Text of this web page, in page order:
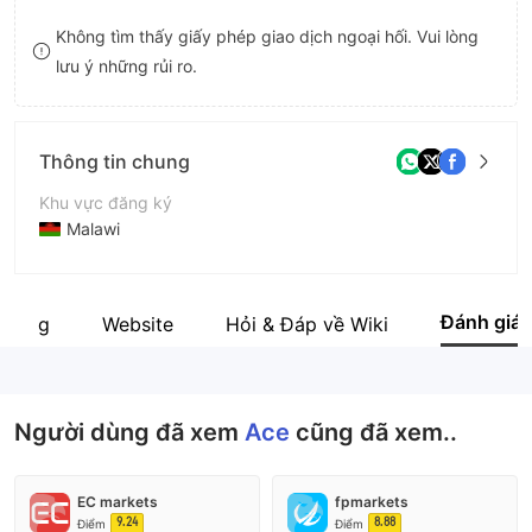
9 7
8
8
9
Không tìm thấy giấy phép giao dịch ngoại hối. Vui lòng
lưu ý những rủi ro.
Thông tin chung
Khu vực đăng ký
Malawi
Tên công tyWebsite Hỏi & Đáp về Wiki Đánh giá
Người dùng đã xem Ace cũng đã xem..
EC markets
Điểm 9.24
fpmarkets
Điểm 8.88